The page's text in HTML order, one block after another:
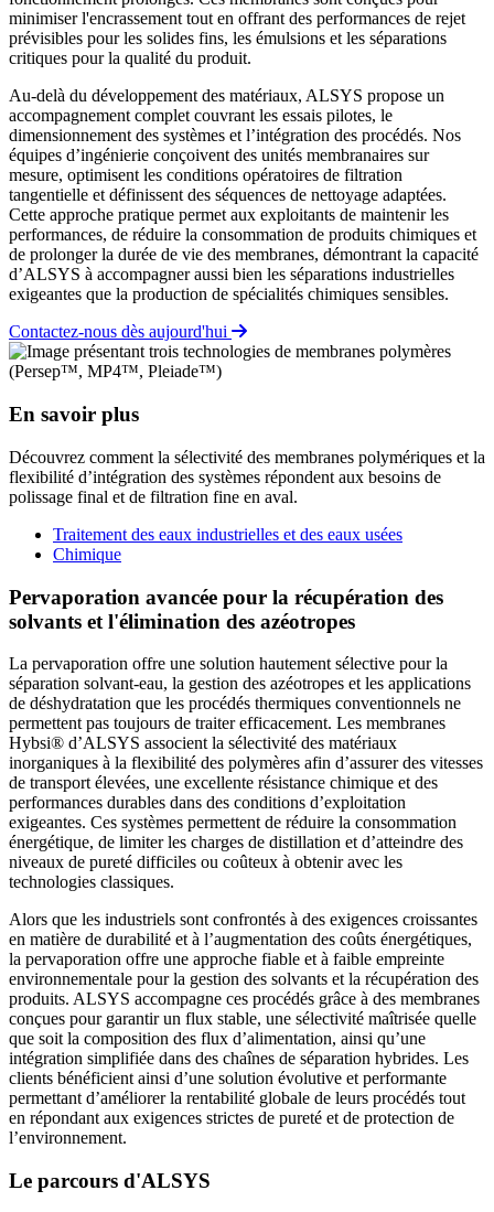
minimiser l'encrassement tout en offrant des performances de rejet
prévisibles pour les solides fins, les émulsions et les séparations
critiques pour la qualité du produit.
Au-delà du développement des matériaux, ALSYS propose un
accompagnement complet couvrant les essais pilotes, le
dimensionnement des systèmes et l’intégration des procédés. Nos
équipes d’ingénierie conçoivent des unités membranaires sur
mesure, optimisent les conditions opératoires de filtration
tangentielle et définissent des séquences de nettoyage adaptées.
Cette approche pratique permet aux exploitants de maintenir les
performances, de réduire la consommation de produits chimiques et
de prolonger la durée de vie des membranes, démontrant la capacité
d’ALSYS à accompagner aussi bien les séparations industrielles
exigeantes que la production de spécialités chimiques sensibles.
Contactez-nous dès aujourd'hui
En savoir plus
Découvrez comment la sélectivité des membranes polymériques et la
flexibilité d’intégration des systèmes répondent aux besoins de
polissage final et de filtration fine en aval.
Traitement des eaux industrielles et des eaux usées
Chimique
Pervaporation avancée pour la récupération des
solvants et l'élimination des azéotropes
La pervaporation offre une solution hautement sélective pour la
séparation solvant-eau, la gestion des azéotropes et les applications
de déshydratation que les procédés thermiques conventionnels ne
permettent pas toujours de traiter efficacement. Les membranes
Hybsi® d’ALSYS associent la sélectivité des matériaux
inorganiques à la flexibilité des polymères afin d’assurer des vitesses
de transport élevées, une excellente résistance chimique et des
performances durables dans des conditions d’exploitation
exigeantes. Ces systèmes permettent de réduire la consommation
énergétique, de limiter les charges de distillation et d’atteindre des
niveaux de pureté difficiles ou coûteux à obtenir avec les
technologies classiques.
Alors que les industriels sont confrontés à des exigences croissantes
en matière de durabilité et à l’augmentation des coûts énergétiques,
la pervaporation offre une approche fiable et à faible empreinte
environnementale pour la gestion des solvants et la récupération des
produits. ALSYS accompagne ces procédés grâce à des membranes
conçues pour garantir un flux stable, une sélectivité maîtrisée quelle
que soit la composition des flux d’alimentation, ainsi qu’une
intégration simplifiée dans des chaînes de séparation hybrides. Les
clients bénéficient ainsi d’une solution évolutive et performante
permettant d’améliorer la rentabilité globale de leurs procédés tout
en répondant aux exigences strictes de pureté et de protection de
l’environnement.
Le parcours d'ALSYS